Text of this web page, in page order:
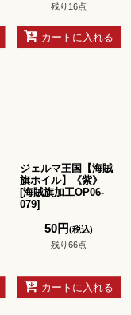
残り16点
カートに入れる
ジェルマ王国【海賊
旗ホイル】《紫》
[海賊旗加工OP06-
079]
50円(税込)
残り66点
カートに入れる